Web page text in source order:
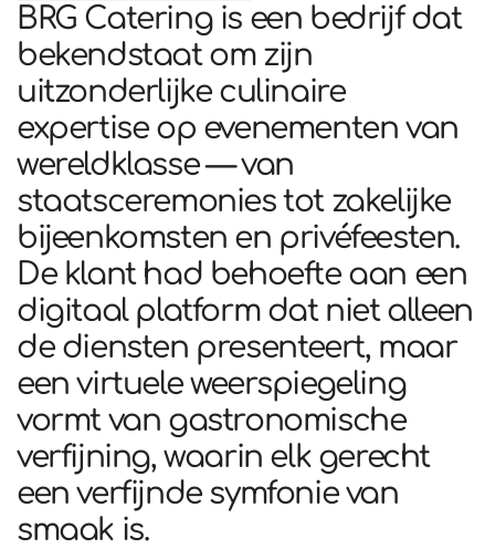
BRG Catering is een bedrijf dat
bekendstaat om zijn
uitzonderlijke culinaire
expertise op evenementen van
wereldklasse — van
staatsceremonies tot zakelijke
bijeenkomsten en privéfeesten.
De klant had behoefte aan een
digitaal platform dat niet alleen
de diensten presenteert, maar
een virtuele weerspiegeling
vormt van gastronomische
verfijning, waarin elk gerecht
een verfijnde symfonie van
smaak is.